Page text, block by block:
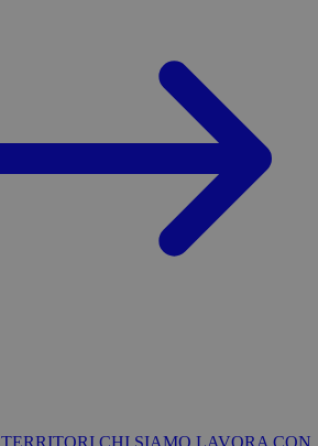
TERRITORI CHI SIAMO LAVORA CON